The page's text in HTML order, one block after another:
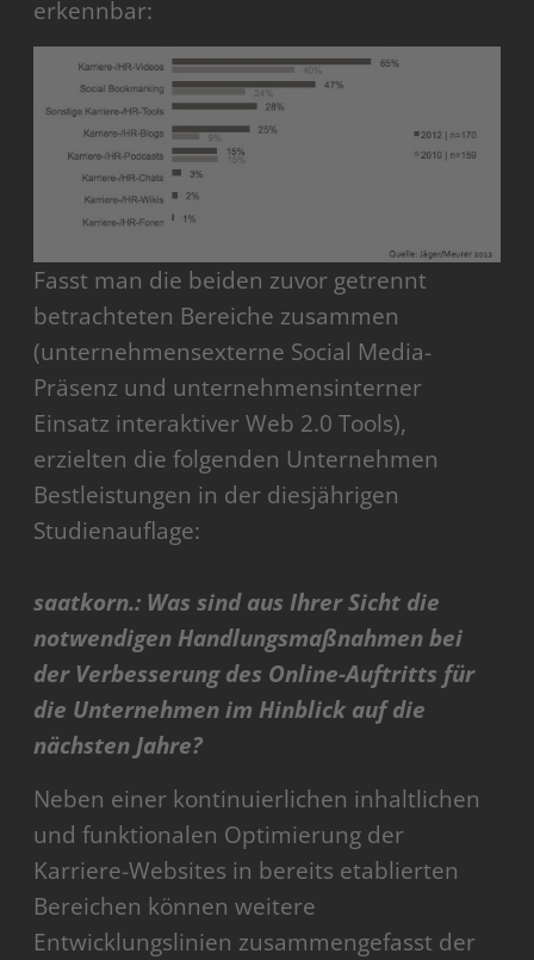
erkennbar:
Fasst man die beiden zuvor getrennt
betrachteten Bereiche zusammen
(unternehmensexterne Social Media-
Präsenz und unternehmensinterner
Einsatz interaktiver Web 2.0 Tools),
erzielten die folgenden Unternehmen
Bestleistungen in der diesjährigen
Studienauflage:
saatkorn.: Was sind aus Ihrer Sicht die
notwendigen Handlungsmaßnahmen bei
der Verbesserung des Online-Auftritts für
die Unternehmen im Hinblick auf die
nächsten Jahre?
Neben einer kontinuierlichen inhaltlichen
und funktionalen Optimierung der
Karriere-Websites in bereits etablierten
Bereichen können weitere
Entwicklungslinien zusammengefasst der